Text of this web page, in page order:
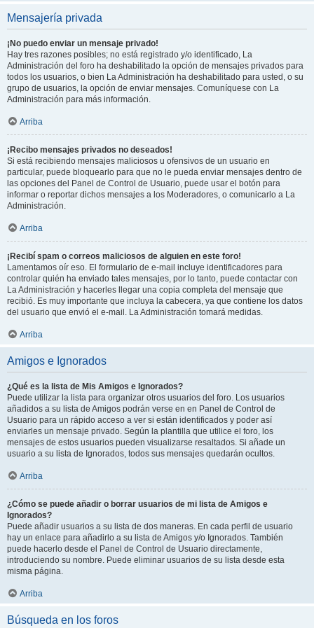
Mensajería privada
¡No puedo enviar un mensaje privado!
Hay tres razones posibles; no está registrado y/o identificado, La
Administración del foro ha deshabilitado la opción de mensajes privados para
todos los usuarios, o bien La Administración ha deshabilitado para usted, o su
grupo de usuarios, la opción de enviar mensajes. Comuníquese con La
Administración para más información.
Arriba
¡Recibo mensajes privados no deseados!
Si está recibiendo mensajes maliciosos u ofensivos de un usuario en
particular, puede bloquearlo para que no le pueda enviar mensajes dentro de
las opciones del Panel de Control de Usuario, puede usar el botón para
informar o reportar dichos mensajes a los Moderadores, o comunicarlo a La
Administración.
Arriba
¡Recibí spam o correos maliciosos de alguien en este foro!
Lamentamos oír eso. El formulario de e-mail incluye identificadores para
controlar quién ha enviado tales mensajes, por lo tanto, puede contactar con
La Administración y hacerles llegar una copia completa del mensaje que
recibió. Es muy importante que incluya la cabecera, ya que contiene los datos
del usuario que envió el e-mail. La Administración tomará medidas.
Arriba
Amigos e Ignorados
¿Qué es la lista de Mis Amigos e Ignorados?
Puede utilizar la lista para organizar otros usuarios del foro. Los usuarios
añadidos a su lista de Amigos podrán verse en en Panel de Control de
Usuario para un rápido acceso a ver si están identificados y poder así
enviarles un mensaje privado. Según la plantilla que utilice el foro, los
mensajes de estos usuarios pueden visualizarse resaltados. Si añade un
usuario a su lista de Ignorados, todos sus mensajes quedarán ocultos.
Arriba
¿Cómo se puede añadir o borrar usuarios de mi lista de Amigos e
Ignorados?
Puede añadir usuarios a su lista de dos maneras. En cada perfil de usuario
hay un enlace para añadirlo a su lista de Amigos y/o Ignorados. También
puede hacerlo desde el Panel de Control de Usuario directamente,
introduciendo su nombre. Puede eliminar usuarios de su lista desde esta
misma página.
Arriba
Búsqueda en los foros